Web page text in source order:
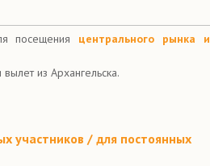
посещения центрального рынка и
из Архангельска.
участников / для постоянных